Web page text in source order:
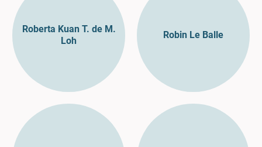
Roberta Kuan T. de M.
Loh
Robin Le Balle